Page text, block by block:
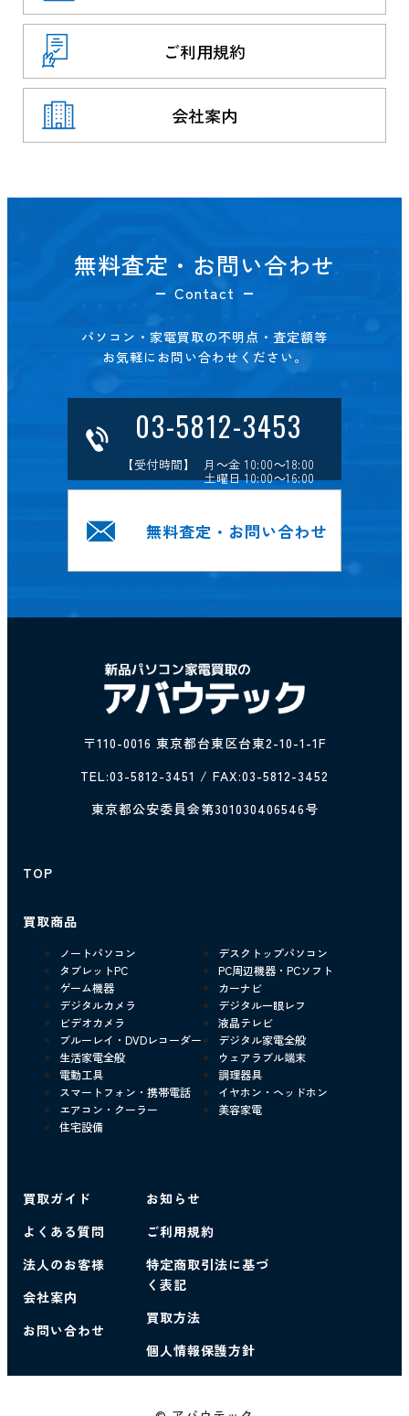
ご利用規約
会社案内
無料査定・お問い合わせ
Contact
パソコン・家電買取の不明点・査定額等
お気軽にお問い合わせください。
03-5812-3453
【受付時間】 月～金 10:00～18:00
土曜日 10:00～16:00
無料査定・お問い合わせ
〒110-0016 東京都台東区台東2-10-1-1F
TEL:03-5812-3451 / FAX:03-5812-3452
東京都公安委員会第301030406546号
TOP
買取商品
ノートパソコン
デスクトップパソコン
タブレットPC
PC周辺機器・PCソフト
ゲーム機器
カーナビ
デジタルカメラ
デジタル一眼レフ
ビデオカメラ
液晶テレビ
ブルーレイ・DVDレコーダー
デジタル家電全般
生活家電全般
ウェアラブル端末
電動工具
調理器具
スマートフォン・携帯電話
イヤホン・ヘッドホン
エアコン・クーラー
美容家電
住宅設備
買取ガイド
よくある質問
法人のお客様
会社案内
お問い合わせ
お知らせ
ご利用規約
特定商取引法に基づ
く表記
買取方法
個人情報保護方針